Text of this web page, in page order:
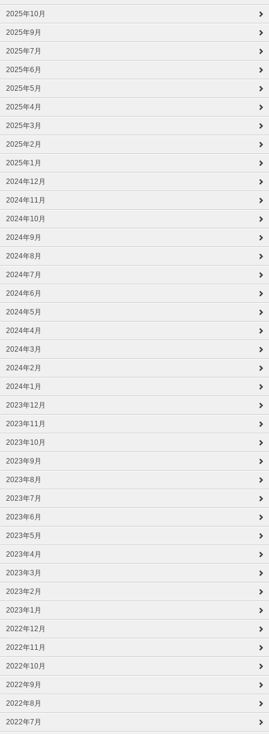
2025年10月
2025年9月
2025年7月
2025年6月
2025年5月
2025年4月
2025年3月
2025年2月
2025年1月
2024年12月
2024年11月
2024年10月
2024年9月
2024年8月
2024年7月
2024年6月
2024年5月
2024年4月
2024年3月
2024年2月
2024年1月
2023年12月
2023年11月
2023年10月
2023年9月
2023年8月
2023年7月
2023年6月
2023年5月
2023年4月
2023年3月
2023年2月
2023年1月
2022年12月
2022年11月
2022年10月
2022年9月
2022年8月
2022年7月